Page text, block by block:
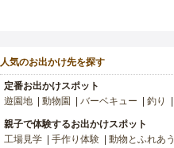
人気のお出かけ先を探す
定番お出かけスポット
遊園地
動物園 バーベキュー 釣り
親子で体験するお出かけスポット
工場見学
手作り体験 動物とふれあう